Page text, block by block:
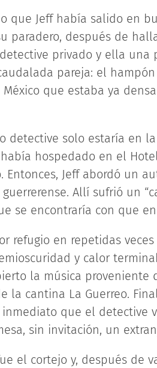
que Jeff había salido en
paradero, después de
privado y ella una
pareja: el
México que estaba ya
detective solo estaría en
hospedado en el
Entonces, Jeff abordó un
Allí sufrió un
se encontraría con que
refugio en repetidas
y calor
la música proveniente
la cantina La Guerreo.
que el detective
sin invitación, un
el cortejo y, después de